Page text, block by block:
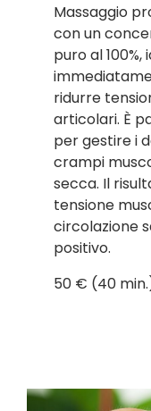
Massaggio
con un
puro al
ridurre
articolari. È
per gestire i
crampi
secca. Il
tensione
circolazione
positivo.
50 € (40